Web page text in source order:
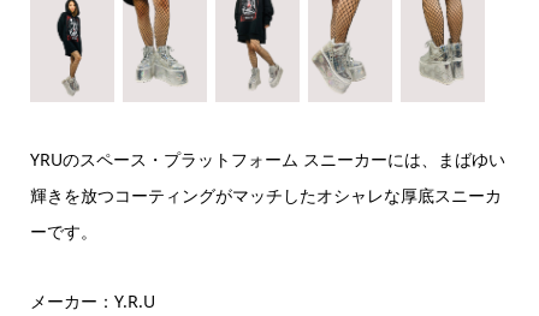
YRUのスペース・プラットフォーム スニーカーには、まばゆい
輝きを放つコーティングがマッチしたオシャレな厚底スニーカ
ーです。
メーカー：Y.R.U